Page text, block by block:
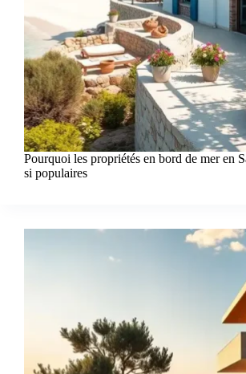
Pourquoi les propriétés en bord de mer en
si populaires